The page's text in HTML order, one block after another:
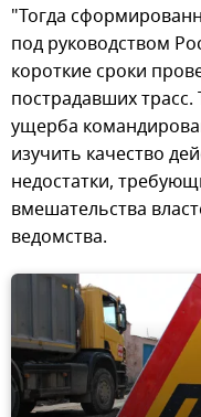
"Тогда
под руководством
короткие сроки
пострадавших
ущерба
изучить качество
недостатки,
вмешательства
ведомства.